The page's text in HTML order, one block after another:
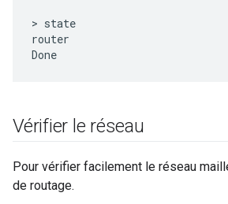
> state
router
Vérifier le réseau
Pour vérifier facilement le réseau
de routage.